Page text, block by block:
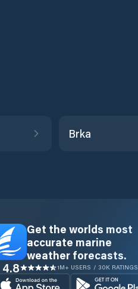
Brka
Get the worlds most
accurate marine
weather forecasts.
4.8 1M+ USERS / 30K RATINGS